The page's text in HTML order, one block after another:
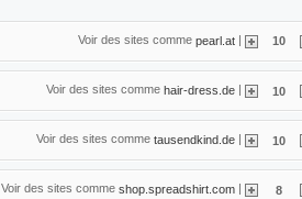
Voir des sites comme pearl.at | 10
Voir des sites comme hair-dress.de | 10
Voir des sites comme tausendkind.de | 10
Voir des sites comme shop.spreadshirt.com 8